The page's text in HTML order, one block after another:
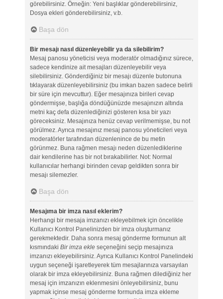
görebilirsiniz. Örneğin: Yeni başlıklar gönderebilirsiniz,
Dosya ekleri gönderebilirsiniz, v.b.
Başa dön
Bir mesajı nasıl düzenleyebilir ya da silebilirim?
Mesaj panosu yöneticisi veya moderatör olmadığınız sürece,
sadece kendinize ait mesajları düzenleyebilir veya
silebilirsiniz. Gönderdiğiniz bir mesajı düzenle butonuna
tıklayarak düzenleyebilirsiniz (bu imkan bazen sadece belirli
bir süre için mevcuttur). Eğer mesajınıza birileri cevap
göndermişse, başlığa döndüğünüzde mesajınızın altında
metni kaç defa düzenlediğinizi gösteren kısa bir yazı
göreceksiniz. Mesajınıza henüz cevap verilmemişse, bu not
görülmez. Ayrıca mesajınız mesaj panosu yöneticileri veya
moderatörler tarafından düzenlenince de bu metin
görünmez. Buna rağmen mesajı neden düzenlediklerine
dair kendilerine has bir not bırakabilirler. Not: Normal
kullanıcılar herhangi birinden cevap geldikten sonra bir
mesajı silemezler.
Başa dön
Mesajıma bir imza nasıl eklerim?
Herhangi bir mesaja imzanızı ekleyebilmek için öncelikle
Kullanıcı Kontrol Panelinizden bir imza oluşturmanız
gerekmektedir. Daha sonra mesaj gönderme formunun alt
kısmındaki Bir imza ekleseçeneğini seçip mesajınıza
imzanızı ekleyebilirsiniz. Ayrıca Kullanıcı Kontrol Panelindeki
uygun seçeneği işaretleyerek tüm mesajlarınıza varsayılan
olarak bir imza ekleyebilirsiniz. Buna rağmen dilediğiniz her
mesaj için imzanızın eklenmesini önleyebilirsiniz, bunu
yapmak içinse mesaj gönderme formunda imza ekleme